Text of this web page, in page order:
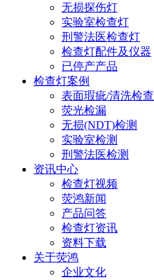
无损探伤灯
实验室检查灯
刑警法医检查灯
检查灯配件及仪器
已停产产品
检查灯案例
表面瑕疵/清洗检查
荧光检漏
无损(NDT)检测
实验室检测
刑警法医检测
资讯中心
检查灯视频
荧鸿新闻
产品问答
检查灯资讯
资料下载
关于荧鸿
企业文化